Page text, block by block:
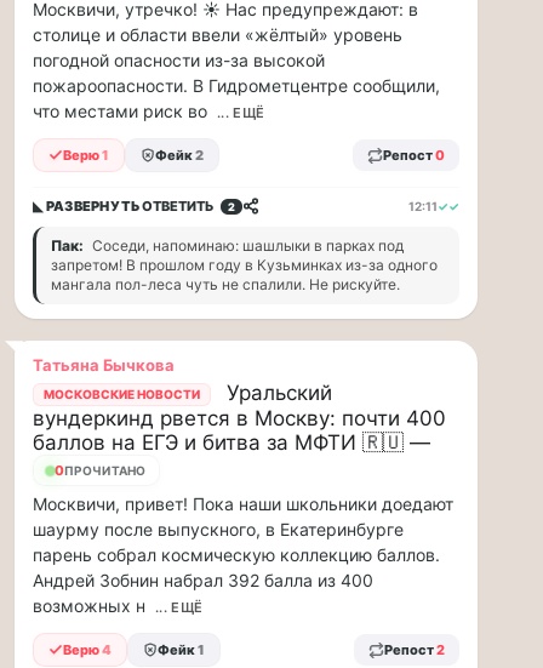
88
млн
рублей
в
рамках
договора
страхов...
1
августа
в
московском
парке
«Сокольники»
откроется
«Капибара…
1
августа
в
московском
парке
«Сокольники»
откроется
«Капибара
кафе».
Москвичи, утречко! ☀️ Нас предупреждают: в
столице и области ввели «жёлтый» уровень
погодной опасности из-за высокой
пожароопасности. В Гидрометцентре сообщили,
что местами риск во ... ЕЩЁ
Верю1 Фейк2 Репост0
◣ РАЗВЕРНУТЬОТВЕТИТЬ 2 12:11✓✓
Пак: Соседи, напоминаю: шашлыки в парках под
запретом! В прошлом году в Кузьминках из-за одного
мангала пол-леса чуть не спалили. Не рискуйте.
Татьяна Бычкова
МОСКОВСКИЕ НОВОСТИ
Уральский
вундеркинд рвется в Москву: почти 400
баллов на ЕГЭ и битва за МФТИ 🇷🇺 —
0ПРОЧИТАНО
Москвичи, привет! Пока наши школьники доедают
шаурму после выпускного, в Екатеринбурге
парень собрал космическую коллекцию баллов.
Андрей Зобнин набрал 392 балла из 400
возможных н
... ЕЩЁ
Верю4 Фейк1 Репост2